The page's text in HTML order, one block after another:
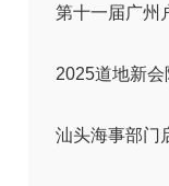
第十一届广州
2025道地新
汕头海事部门